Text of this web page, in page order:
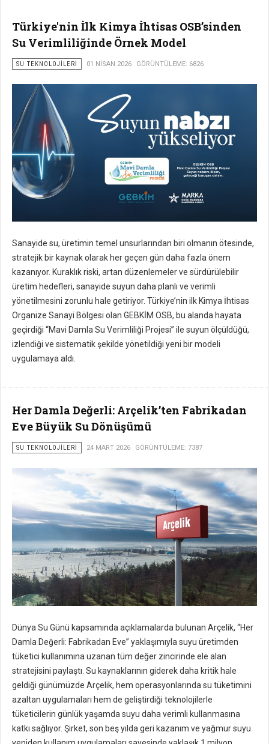
Türkiye'nin İlk Kimya İhtisas OSB’sinden
Su Verimliliğinde Örnek Model
SU TEKNOLOJILERI 01 NISAN 2026 GÖRÜNTÜLEME: 6826
Sanayide su, üretimin temel unsurlarından biri olmanın ötesinde,
stratejik bir kaynak olarak her geçen gün daha fazla önem
kazanıyor. Kuraklık riski, artan düzenlemeler ve sürdürülebilir
üretim hedefleri, sanayide suyun daha planlı ve verimli
yönetilmesini zorunlu hale getiriyor. Türkiye’nin ilk Kimya İhtisas
Organize Sanayi Bölgesi olan GEBKİM OSB, bu alanda hayata
geçirdiği “Mavi Damla Su Verimliliği Projesi” ile suyun ölçüldüğü,
izlendiği ve sistematik şekilde yönetildiği yeni bir modeli
uygulamaya aldı.
Her Damla Değerli: Arçelik’ten Fabrikadan
Eve Büyük Su Dönüşümü
SU TEKNOLOJILERI 24 MART 2026 GÖRÜNTÜLEME: 7387
Dünya Su Günü kapsamında açıklamalarda bulunan Arçelik, “Her
Damla Değerli: Fabrikadan Eve” yaklaşımıyla suyu üretimden
tüketici kullanımına uzanan tüm değer zincirinde ele alan
stratejisini paylaştı. Su kaynaklarının giderek daha kritik hale
geldiği günümüzde Arçelik, hem operasyonlarında su tüketimini
azaltan uygulamaları hem de geliştirdiği teknolojilerle
tüketicilerin günlük yaşamda suyu daha verimli kullanmasına
katkı sağlıyor. Şirket, son beş yılda geri kazanım ve yağmur suyu